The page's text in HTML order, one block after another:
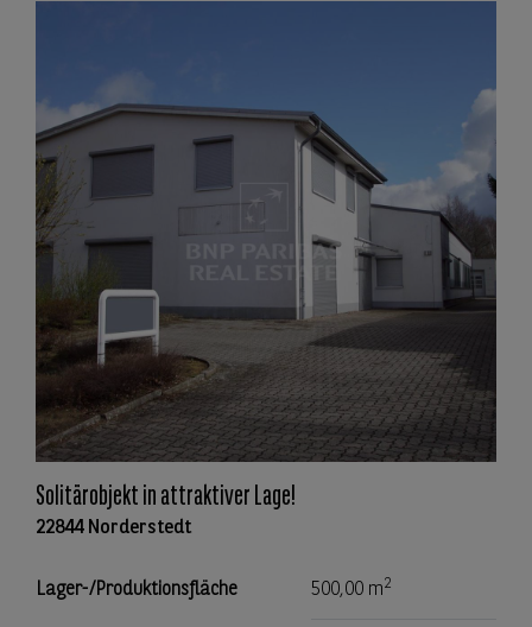
Solitärobjekt in attraktiver Lage!
22844 Norderstedt
Lager-/Produktionsfläche 500,00 m2